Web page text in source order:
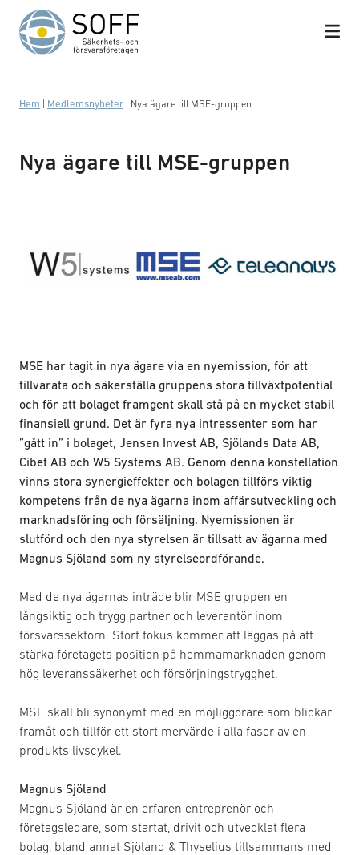
Hoppa till innehåll
Hem Medlemsnyheter Nya ägare till MSE-gruppen
Nya ägare till MSE-gruppen
MSE har tagit in nya ägare via en nyemission, för att
tillvarata och säkerställa gruppens stora tillväxtpotential
och för att bolaget framgent skall stå på en mycket stabil
finansiell grund. Det är fyra nya intressenter som har
”gått in” i bolaget, Jensen Invest AB, Sjölands Data AB,
Cibet AB och W5 Systems AB. Genom denna konstellation
vinns stora synergieffekter och bolagen tillförs viktig
kompetens från de nya ägarna inom affärsutveckling och
marknadsföring och försäljning. Nyemissionen är
slutförd och den nya styrelsen är tillsatt av ägarna med
Magnus Sjöland som ny styrelseordförande.
Med de nya ägarnas inträde blir MSE gruppen en
långsiktig och trygg partner och leverantör inom
försvarssektorn. Stort fokus kommer att läggas på att
stärka företagets position på hemmamarknaden genom
hög leveranssäkerhet och försörjningstrygghet.
MSE skall bli synonymt med en möjliggörare som blickar
framåt och tillför ett stort mervärde i alla faser av en
produkts livscykel.
Magnus Sjöland
Magnus Sjöland är en erfaren entreprenör och
företagsledare, som startat, drivit och utvecklat flera
bolag, bland annat Sjöland & Thyselius tillsammans med